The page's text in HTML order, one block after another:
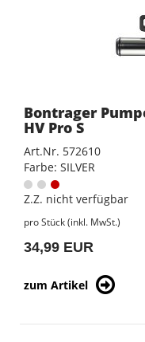
Bontrager
HV Pro S
Art.Nr. 572610
Farbe: SILVER
Z.Z. nicht verfügbar
pro Stück (inkl. MwSt.)
34,99 EUR
zum Artikel